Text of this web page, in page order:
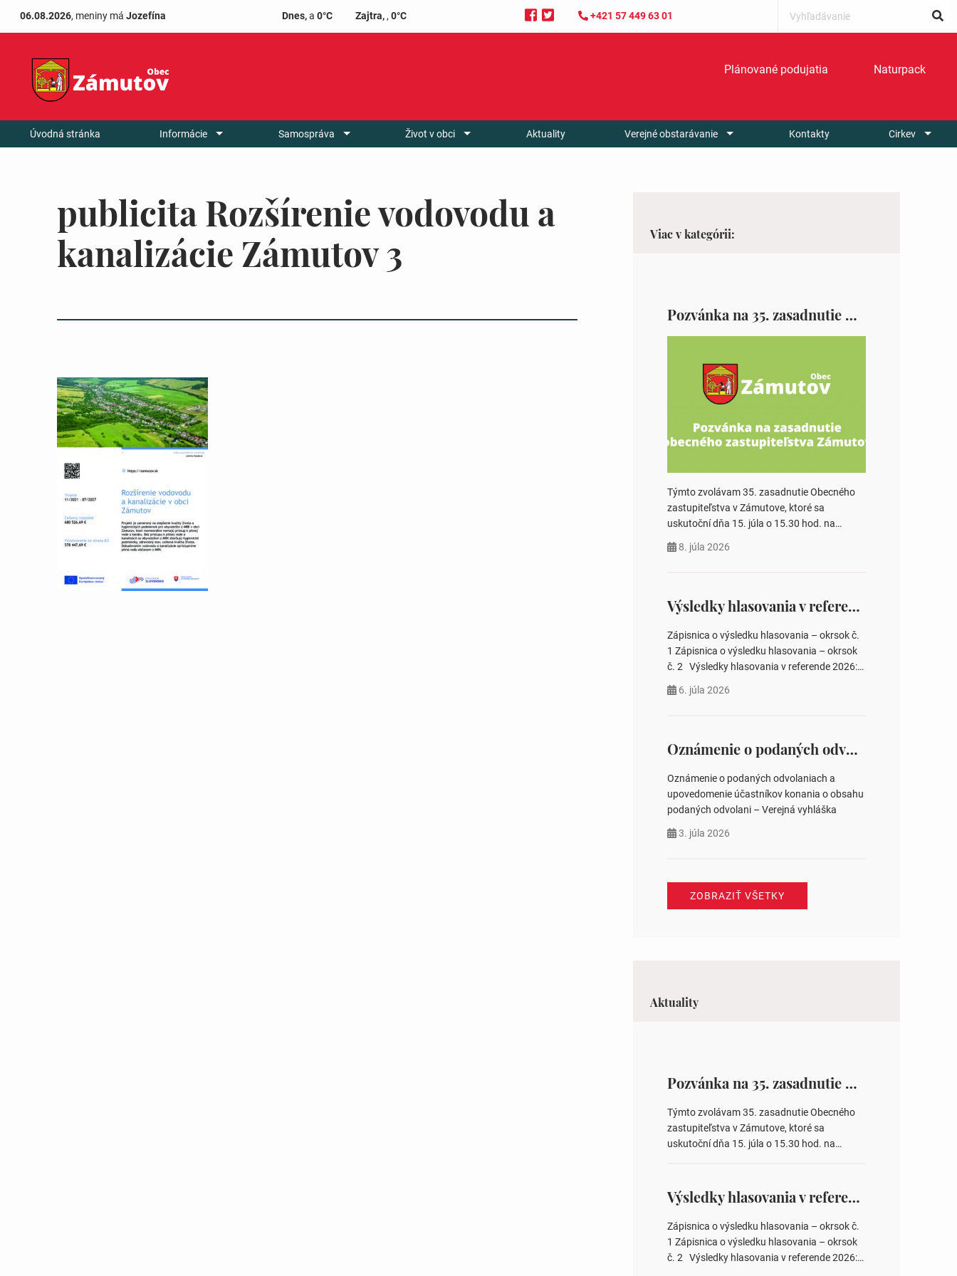
06.08.2026, meniny má Jozefína Dnes, a 0°C Zajtra,,0°C +421 57 449 63 01
Plánované podujatia Naturpack
Úvodná stránka Informácie Samospráva Život v obci Aktuality Verejné obstarávanie Kontakty Cirkev
publicita Rozšírenie vodovodu a
kanalizácie Zámutov 3
Viac v kategórii:
Pozvánka na 35. zasadnutie OZ v Zámutove
Týmto zvolávam 35. zasadnutie Obecného
zastupiteľstva v Zámutove, ktoré sa
uskutoční dňa 15. júla o 15.30 hod. na
Schválenie programu rokovania 2.
voľby poslancov obecných zastupiteľstiev,
počtu poslancov obecných zastupiteľstiev v
nich 4. Schválenie odpredaja obecného
pozemku –…
8. júla 2026
Výsledky hlasovania v referende 2026
Zápisnica o výsledku hlasovania – okrsok č.
1 Zápisnica o výsledku hlasovania – okrsok
č. 2 Výsledky hlasovania v referende 2026:
na hlasovaní https://www.volbysr.sk/…
6. júla 2026
Oznámenie o podaných odvolaniach a upovedomenie účastníkov konania o obsahu podaných odvolani – Verejná vyhláška
Oznámenie o podaných odvolaniach a
upovedomenie účastníkov konania o obsahu
podaných odvolani – Verejná vyhláška
3. júla 2026
ZOBRAZIŤ VŠETKY
Aktuality
Pozvánka na 35. zasadnutie OZ v Zámutove
Týmto zvolávam 35. zasadnutie Obecného
zastupiteľstva v Zámutove, ktoré sa
uskutoční dňa 15. júla o 15.30 hod. na
Schválenie návrhovej komisie a overovateľov
zápisnice 3. Určenie volebných obvodov pre
voľby poslancov obecných zastupiteľstiev,
počtu poslancov obecných zastupiteľstiev v
nich 4. Schválenie odpredaja obecného
Výsledky hlasovania v referende 2026
Zápisnica o výsledku hlasovania – okrsok č.
1 Zápisnica o výsledku hlasovania – okrsok
č. 2 Výsledky hlasovania v referende 2026: